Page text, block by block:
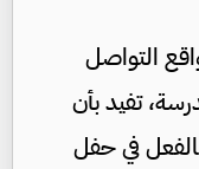
التواصل
تفيد بأن
في حفل